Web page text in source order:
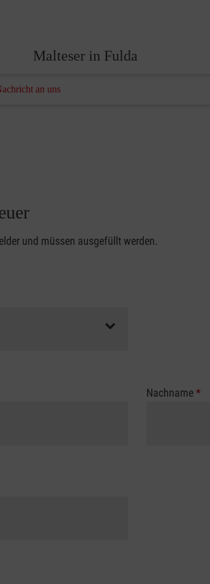
Malteser in Fulda
an uns
und müssen ausgefüllt werden.
Nachname*